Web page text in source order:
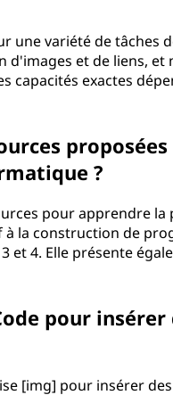
une variété de tâches
d'images et de liens,
capacités exactes
?
pour apprendre
la construction de
et 4. Elle présente
pour insérer
[img] pour insérer